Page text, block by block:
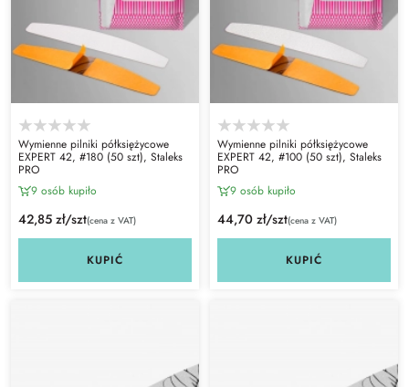
Wymienne pilniki półksiężycowe
EXPERT 42, #180 (50 szt), Staleks
PRO
9 osób kupiło
42,85 zł/szt(cena z VAT)
KUPIĆ
Wymienne pilniki półksiężycowe
EXPERT 42, #100 (50 szt), Staleks
PRO
9 osób kupiło
44,70 zł/szt(cena z VAT)
KUPIĆ